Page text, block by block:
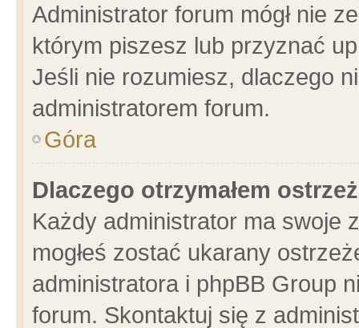
Administrator forum mógł nie
którym piszesz lub przyznać
Jeśli nie rozumiesz, dlaczego
administratorem forum.
Góra
Dlaczego otrzymałem
Każdy administrator ma swoje
mogłeś zostać ukarany
administratora i phpBB Group
forum. Skontaktuj się z